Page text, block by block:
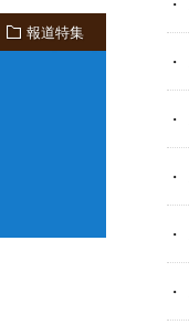
報道特集